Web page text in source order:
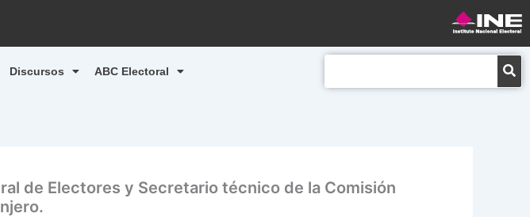
Discursos ABC Electoral
de Electores y Secretario técnico de la Comisión